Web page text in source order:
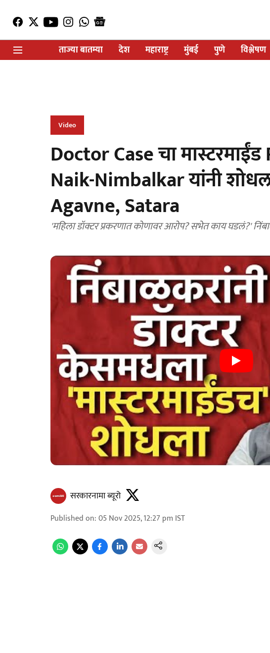
ताज्या बातम्या
देश महाराष्ट्र मुंबई पुणे विश्लेषण
Video
Doctor Case चा
Naik-Nimbalkar यांनी
Agavne, Satara
'महिला डॉक्टर प्रकरणात कोणावर आरोप? सभेत काय घडलं?'
सरकारनामा ब्यूरो
Published on:05 Nov 2025, 12:27 pm IST